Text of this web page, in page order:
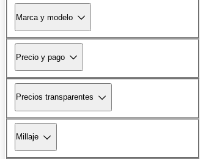
Marca y modelo
Precio y pago
Precios transparentes
Millaje